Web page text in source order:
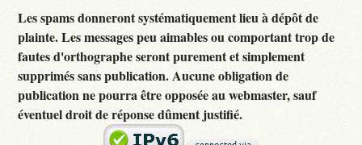
Les spams donneront systématiquement lieu à dépôt de
plainte. Les messages peu aimables ou comportant trop de
fautes d'orthographe seront purement et simplement
supprimés sans publication. Aucune obligation de
publication ne pourra être opposée au webmaster, sauf
éventuel droit de réponse dûment justifié.